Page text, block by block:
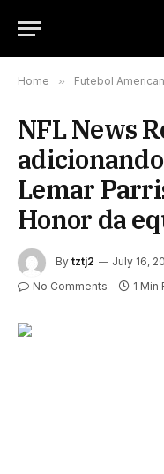
Home » Futebol
NFL News
Lemar
Honor da
By tztj2 July 16,
No Comments 1 Min